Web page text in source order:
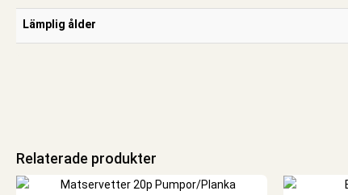
Lämplig ålder
Relaterade produkter